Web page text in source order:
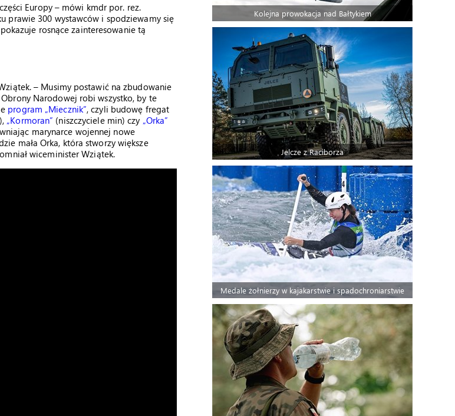
Europy – mówi kmdr por. rez.
prawie 300 wystawców i spodziewamy się
rosnące zainteresowanie tą
– Musimy postawić na zbudowanie
Narodowej robi wszystko, by te
program „Miecznik”, czyli budowę fregat
„Kormoran” (niszczyciele min) czy „Orka”
marynarce wojennej nowe
mała Orka, która stworzy większe
wiceminister Wziątek.
Kolejna prowokacja nad Bałtykiem
Jelcze z Raciborza
Medale żołnierzy w kajakarstwie i spadochroniarstwie